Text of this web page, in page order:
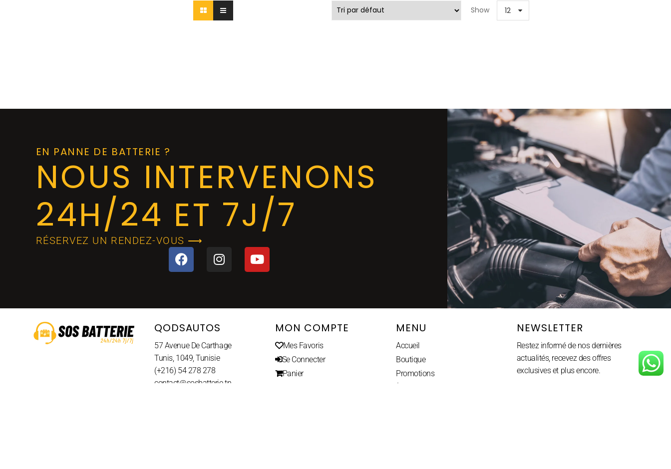
Show 12
EN PANNE DE BATTERIE ?
NOUS INTERVENONS
24H/24 ET 7J/7
RÉSERVEZ UN RENDEZ-VOUS ⟶
QODSAUTOS
57 Avenue De Carthage
Tunis, 1049, Tunisie
(+216) 54 278 278
contact@sosbatterie.tn
MON COMPTE
Mes Favoris
Se Connecter
Panier
MENU
Accueil
Boutique
Promotions
NEWSLETTER
Restez informé de nos dernières
actualités, recevez des offres
exclusives et plus encore.